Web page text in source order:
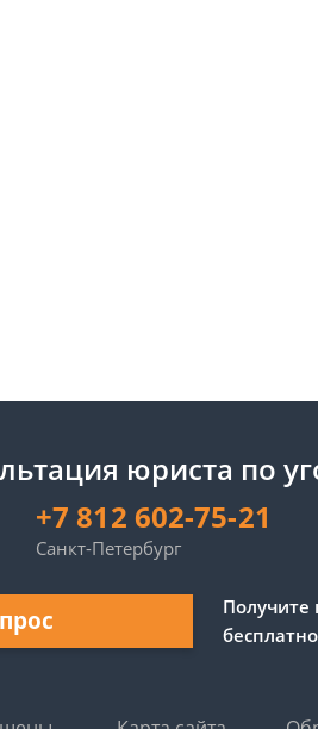
юриста по
+7 812 602-75-21
Санкт-Петербург
Получите
бесплатно